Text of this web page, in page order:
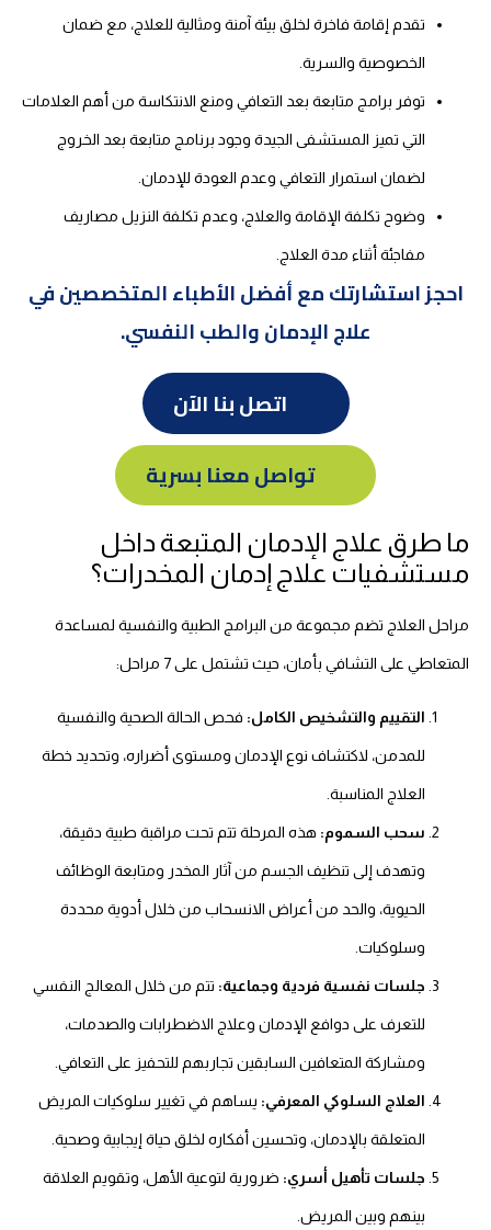
تقدم إقامة فاخرة لخلق بيئة آمنة ومثالية للعلاج، مع ضمان
الخصوصية والسرية.
توفر برامج متابعة بعد التعافي ومنع الانتكاسة من أهم العلامات
التي تميز المستشفى الجيدة وجود برنامج متابعة بعد الخروج
لضمان استمرار التعافي وعدم العودة للإدمان.
وضوح تكلفة الإقامة والعلاج، وعدم تكلفة النزيل مصاريف
مفاجئة أثناء مدة العلاج.
احجز استشارتك مع أفضل الأطباء المتخصصين في
علاج الإدمان والطب النفسي.
اتصل بنا الآن
تواصل معنا بسرية
ما طرق علاج الإدمان المتبعة داخل
مستشفيات علاج إدمان المخدرات؟
مراحل العلاج تضم مجموعة من البرامج الطبية والنفسية لمساعدة
المتعاطي على التشافي بأمان، حيث تشتمل على 7 مراحل:
التقييم والتشخيص الكامل: فحص الحالة الصحية والنفسية
للمدمن، لاكتشاف نوع الإدمان ومستوى أضراره، وتحديد خطة
العلاج المناسبة.
سحب السموم: هذه المرحلة تتم تحت مراقبة طبية دقيقة،
وتهدف إلى تنظيف الجسم من آثار المخدر ومتابعة الوظائف
الحيوية، والحد من أعراض الانسحاب من خلال أدوية محددة
وسلوكيات.
جلسات نفسية فردية وجماعية: تتم من خلال المعالج النفسي
للتعرف على دوافع الإدمان وعلاج الاضطرابات والصدمات،
ومشاركة المتعافين السابقين تجاربهم للتحفيز على التعافي.
العلاج السلوكي المعرفي: يساهم في تغيير سلوكيات المريض
المتعلقة بالإدمان، وتحسين أفكاره لخلق حياة إيجابية وصحية.
جلسات تأهيل أسري: ضرورية لتوعية الأهل، وتقويم العلاقة
بينهم وبين المريض.